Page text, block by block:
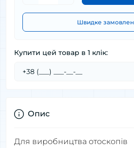
Швидке
Купити цей товар в 1 клік:
Опис
Для виробництва отоскопів